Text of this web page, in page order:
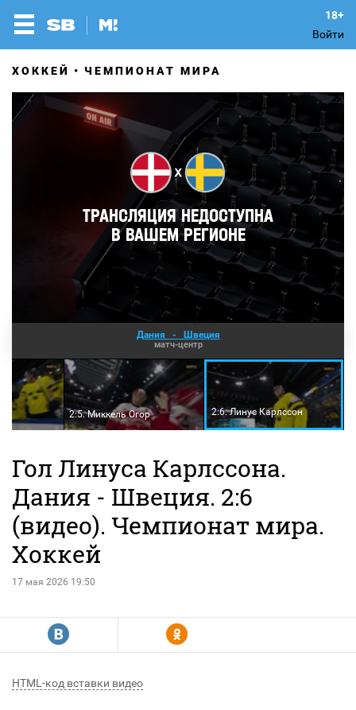
Войти
ХОККЕЙ ЧЕМПИОНАТ МИРА
Дания - Швеция
матч-центр
2:5. Миккель Огор 2:6. Линус Карлссон
Гол Линуса Карлссона.
Дания - Швеция. 2:6
(видео). Чемпионат мира.
Хоккей
17 мая 2026 19:50
R Y
HTML-код вставки видео